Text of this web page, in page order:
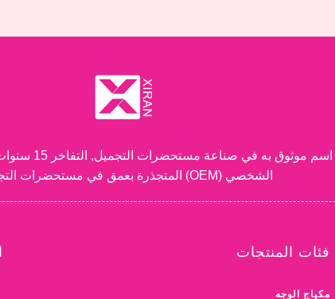
شركة
الشخصي (OEM) المتجذرة بعمق في مستحضرات التجميل.
فئات المنتجات
مكياج الوجه